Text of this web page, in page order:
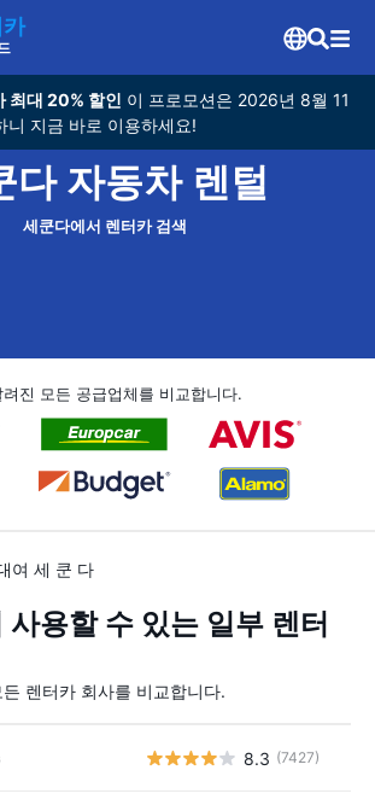
최대 20% 할인 이 프로모션은 2026년 8월 11
니 지금 바로 이용하세요!
다 자동차 렌털
세쿤다에서 렌터카 검색
려진 모든 공급업체를 비교합니다.
여 세 쿤 다
용할 수 있는 일부 렌터
렌터카 회사를 비교합니다.
8.3 (7427)